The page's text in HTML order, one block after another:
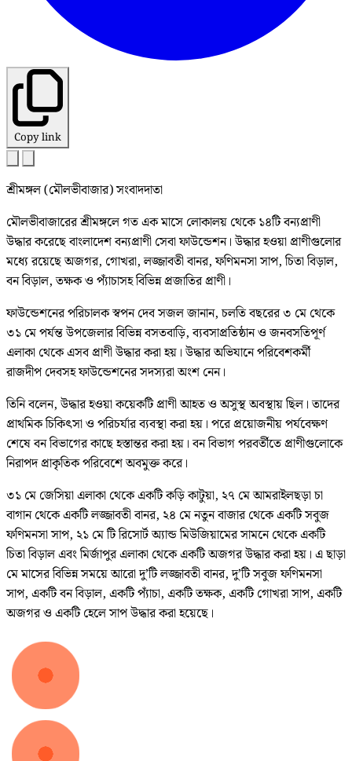
Copy link
শ্রীমঙ্গল (মৌলভীবাজার) সংবাদদাতা
মৌলভীবাজারের শ্রীমঙ্গলে গত এক মাসে লোকালয় থেকে ১৪টি বন্যপ্রাণী
উদ্ধার করেছে বাংলাদেশ বন্যপ্রাণী সেবা ফাউন্ডেশন। উদ্ধার হওয়া প্রাণীগুলোর
মধ্যে রয়েছে অজগর, গোখরা, লজ্জাবতী বানর, ফণিমনসা সাপ, চিতা বিড়াল,
বন বিড়াল, তক্ষক ও প্যাঁচাসহ বিভিন্ন প্রজাতির প্রাণী।
ফাউন্ডেশনের পরিচালক স্বপন দেব সজল জানান, চলতি বছরের ৩ মে থেকে
৩১ মে পর্যন্ত উপজেলার বিভিন্ন বসতবাড়ি, ব্যবসাপ্রতিষ্ঠান ও জনবসতিপূর্ণ
এলাকা থেকে এসব প্রাণী উদ্ধার করা হয়। উদ্ধার অভিযানে পরিবেশকর্মী
রাজদীপ দেবসহ ফাউন্ডেশনের সদস্যরা অংশ নেন।
তিনি বলেন, উদ্ধার হওয়া কয়েকটি প্রাণী আহত ও অসুস্থ অবস্থায় ছিল। তাদের
প্রাথমিক চিকিৎসা ও পরিচর্যার ব্যবস্থা করা হয়। পরে প্রয়োজনীয় পর্যবেক্ষণ
শেষে বন বিভাগের কাছে হস্তান্তর করা হয়। বন বিভাগ পরবর্তীতে প্রাণীগুলোকে
নিরাপদ প্রাকৃতিক পরিবেশে অবমুক্ত করে।
৩১ মে জেসিয়া এলাকা থেকে একটি কড়ি কাটুয়া, ২৭ মে আমরাইলছড়া চা
বাগান থেকে একটি লজ্জাবতী বানর, ২৪ মে নতুন বাজার থেকে একটি সবুজ
ফণিমনসা সাপ, ২১ মে টি রিসোর্ট অ্যান্ড মিউজিয়ামের সামনে থেকে একটি
চিতা বিড়াল এবং মির্জাপুর এলাকা থেকে একটি অজগর উদ্ধার করা হয়। এ ছাড়া
মে মাসের বিভিন্ন সময়ে আরো দু’টি লজ্জাবতী বানর, দু’টি সবুজ ফণিমনসা
সাপ, একটি বন বিড়াল, একটি প্যাঁচা, একটি তক্ষক, একটি গোখরা সাপ, একটি
অজগর ও একটি হেলে সাপ উদ্ধার করা হয়েছে।